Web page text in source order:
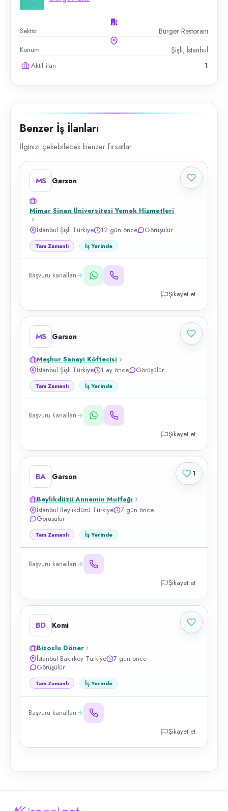
Sektör Burger Restoranı
Konum Şişli, İstanbul
Aktif ilan 1
Benzer İş İlanları
İlginizi çekebilecek benzer fırsatlar
MS Garson
Mimar Sinan Üniversitesi Yemek Hizmetleri
İstanbul Şişli Türkiye
12 gün önce Görüşülür
Tam Zamanlı İş Yerinde
Başvuru kanalları
Şikayet et
MS Garson
Meşhur Sanayi Köftecisi
İstanbul Şişli Türkiye
1 ay önce Görüşülür
Tam Zamanlı İş Yerinde
Başvuru kanalları
Şikayet et
BA Garson
Beylikdüzü Annemin Mutfağı
İstanbul Beylikdüzü Türkiye
7 gün önce
Görüşülür
Tam Zamanlı İş Yerinde
Başvuru kanalları
Şikayet et
1
BD Komi
Bisoslu Döner
İstanbul Bakırköy Türkiye
7 gün önce
Görüşülür
Tam Zamanlı İş Yerinde
Başvuru kanalları
Şikayet et